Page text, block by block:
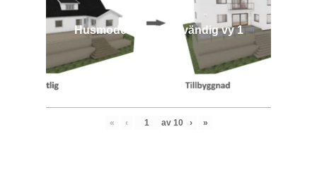
Husmodell 1042 - Utvändig vy 1
« ‹ av 10 › »